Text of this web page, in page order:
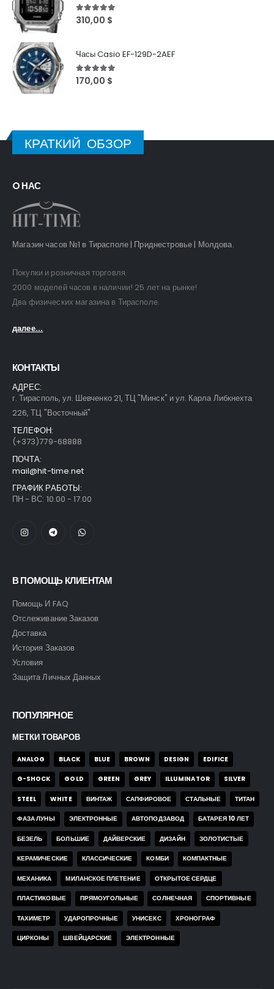
5out of 5
310,00 $
Часы Casio EF-129D-2AEF
5out of 5
170,00 $
КРАТКИЙ ОБЗОР
O НАС
Магазин часов №1 в Тирасполе | Приднестровье | Молдова.
Покупки и розничная торговля.
2000 моделей часов в наличии! 25 лет на рынке!
Два физических магазина в Тирасполе.
далее...
КОНТАКТЫ
АДРЕС:
г. Тирасполь, ул. Шевченко 21, ТЦ "Минск" и ул. Карла Либкнехта
226, ТЦ "Восточный"
ТЕЛЕФОН:
(+373)779-68888
ПОЧТА:
mail@hit-time.net
ГРАФИК РАБОТЫ:
ПН - ВС: 10.00 - 17.00
В ПОМОЩЬ КЛИЕНТАМ
Помощь И FAQ
Отслеживание Заказов
Доставка
История Заказов
Условия
Защита Личных Данных
ПОПУЛЯРНОЕ
МЕТКИ ТОВАРОВ
ANALOG BLACK BLUE BROWN DESIGN EDIFICE
G-SHOCK GOLD GREEN GREY ILLUMINATOR SILVER
STEEL WHITE ВИНТАЖ САПФИРОВОЕ СТАЛЬНЫЕ ТИТАН
ФАЗА ЛУНЫ ЭЛЕКТРОННЫЕ АВТОПОДЗАВОД БАТАРЕЯ 10 ЛЕТ
БЕЗЕЛЬ БОЛЬШИЕ ДАЙВЕРСКИЕ ДИЗАЙН ЗОЛОТИСТЫЕ
КЕРАМИЧЕСКИЕ КЛАССИЧЕСКИЕ КОМБИ КОМПАКТНЫЕ
МЕХАНИКА МИЛАНСКОЕ ПЛЕТЕНИЕ ОТКРЫТОЕ СЕРДЦЕ
ПЛАСТИКОВЫЕ ПРЯМОУГОЛЬНЫЕ СОЛНЕЧНАЯ СПОРТИВНЫЕ
ТАХИМЕТР УДАРОПРОЧНЫЕ УНИСЕКС ХРОНОГРАФ
ЦИРКОНЫ ШВЕЙЦАРСКИЕ ЭЛЕКТРОННЫЕ